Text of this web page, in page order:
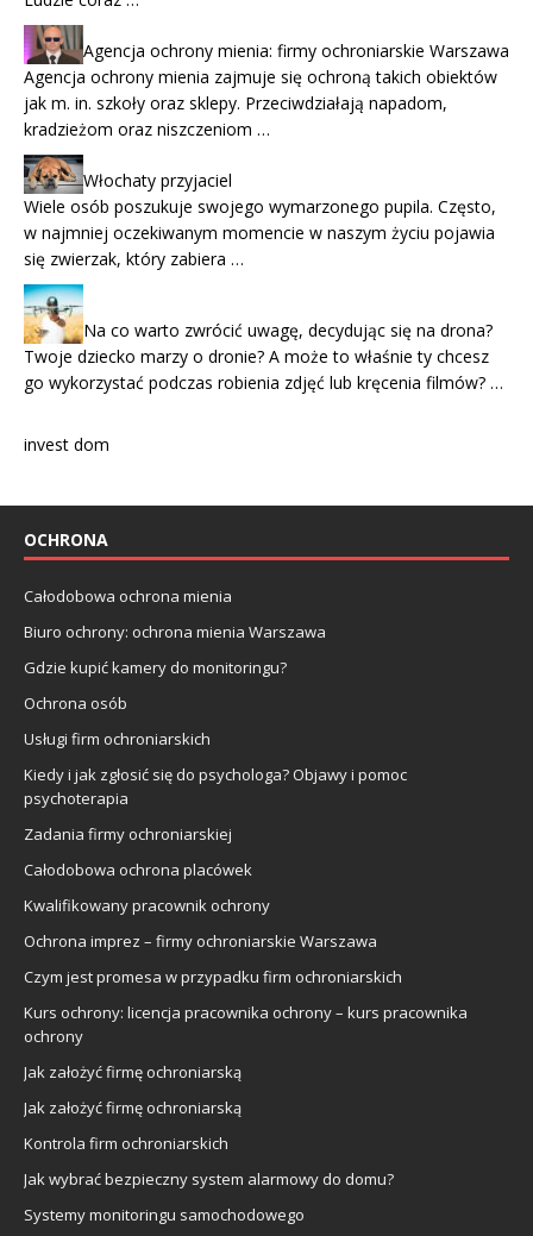
Agencja ochrony mienia: firmy ochroniarskie Warszawa
Agencja ochrony mienia zajmuje się ochroną takich obiektów
jak m. in. szkoły oraz sklepy. Przeciwdziałają napadom,
kradzieżom oraz niszczeniom …
Włochaty przyjaciel
Wiele osób poszukuje swojego wymarzonego pupila. Często,
w najmniej oczekiwanym momencie w naszym życiu pojawia
się zwierzak, który zabiera …
Na co warto zwrócić uwagę, decydując się na drona?
Twoje dziecko marzy o dronie? A może to właśnie ty chcesz
go wykorzystać podczas robienia zdjęć lub kręcenia filmów? …
invest dom
OCHRONA
Całodobowa ochrona mienia
Biuro ochrony: ochrona mienia Warszawa
Gdzie kupić kamery do monitoringu?
Ochrona osób
Usługi firm ochroniarskich
Kiedy i jak zgłosić się do psychologa? Objawy i pomoc
psychoterapia
Zadania firmy ochroniarskiej
Całodobowa ochrona placówek
Kwalifikowany pracownik ochrony
Ochrona imprez – firmy ochroniarskie Warszawa
Czym jest promesa w przypadku firm ochroniarskich
Kurs ochrony: licencja pracownika ochrony – kurs pracownika
ochrony
Jak założyć firmę ochroniarską
Jak założyć firmę ochroniarską
Kontrola firm ochroniarskich
Jak wybrać bezpieczny system alarmowy do domu?
Systemy monitoringu samochodowego